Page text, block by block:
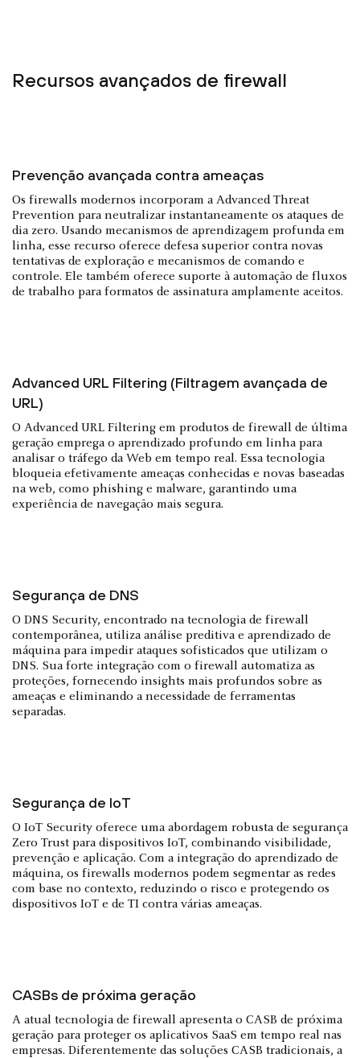
Recursos avançados de firewall
Prevenção avançada contra ameaças
Os firewalls modernos incorporam a Advanced Threat
Prevention para neutralizar instantaneamente os ataques de
dia zero. Usando mecanismos de aprendizagem profunda em
linha, esse recurso oferece defesa superior contra novas
tentativas de exploração e mecanismos de comando e
controle. Ele também oferece suporte à automação de fluxos
de trabalho para formatos de assinatura amplamente aceitos.
Advanced URL Filtering (Filtragem avançada de
URL)
O Advanced URL Filtering em produtos de firewall de última
geração emprega o aprendizado profundo em linha para
analisar o tráfego da Web em tempo real. Essa tecnologia
bloqueia efetivamente ameaças conhecidas e novas baseadas
na web, como phishing e malware, garantindo uma
experiência de navegação mais segura.
Segurança de DNS
O DNS Security, encontrado na tecnologia de firewall
contemporânea, utiliza análise preditiva e aprendizado de
máquina para impedir ataques sofisticados que utilizam o
DNS. Sua forte integração com o firewall automatiza as
proteções, fornecendo insights mais profundos sobre as
ameaças e eliminando a necessidade de ferramentas
separadas.
Segurança de IoT
O IoT Security oferece uma abordagem robusta de segurança
Zero Trust para dispositivos IoT, combinando visibilidade,
prevenção e aplicação. Com a integração do aprendizado de
máquina, os firewalls modernos podem segmentar as redes
com base no contexto, reduzindo o risco e protegendo os
dispositivos IoT e de TI contra várias ameaças.
CASBs de próxima geração
A atual tecnologia de firewall apresenta o CASB de próxima
geração para proteger os aplicativos SaaS em tempo real nas
empresas. Diferentemente das soluções CASB tradicionais, a